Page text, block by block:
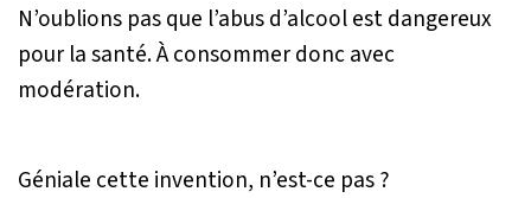
N’oublions pas que l’abus d’alcool est dangereux
pour la santé. À consommer donc avec
modération.
Géniale cette invention, n’est-ce pas ?